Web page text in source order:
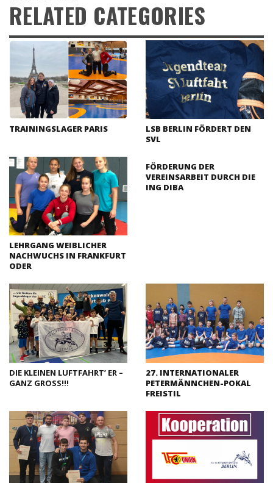
RELATED CATEGORIES
TRAININGSLAGER PARIS
LSB BERLIN FÖRDERT DEN
SVL
LEHRGANG WEIBLICHER
NACHWUCHS IN FRANKFURT
ODER
FÖRDERUNG DER
VEREINSARBEIT DURCH DIE
ING DIBA
DIE KLEINEN LUFTFAHRT’ ER –
GANZ GROSS!!!
27. INTERNATIONALER
PETERMÄNNCHEN-POKAL
FREISTIL